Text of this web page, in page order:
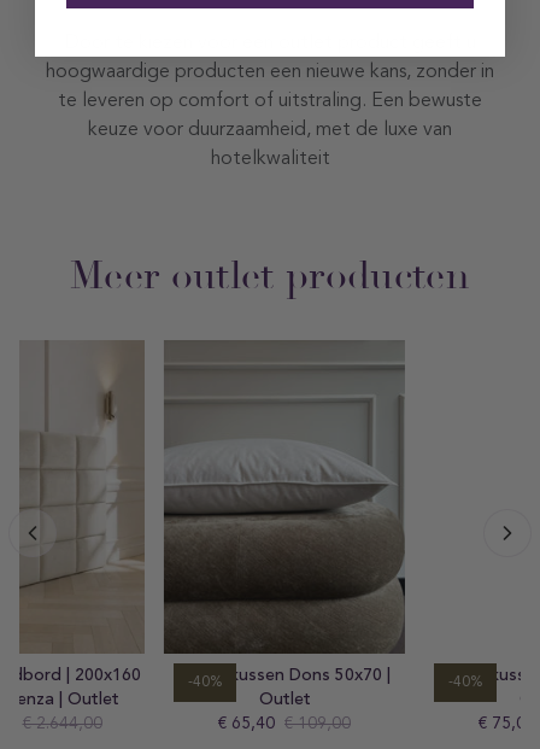
hoogwaardige producten een nieuwe kans, zonder in
te leveren op comfort of uitstraling. Een bewuste
keuze voor duurzaamheid, met de luxe van
hotelkwaliteit
Meer outlet producten
-40%
Hoofdkussen Dons 50x70 |
Outlet
Sale
€ 65,40 € 109,00
-40%
Hoofdkussen Dons 60x70 |
Outlet
Sale
€ 75,00 € 125,00